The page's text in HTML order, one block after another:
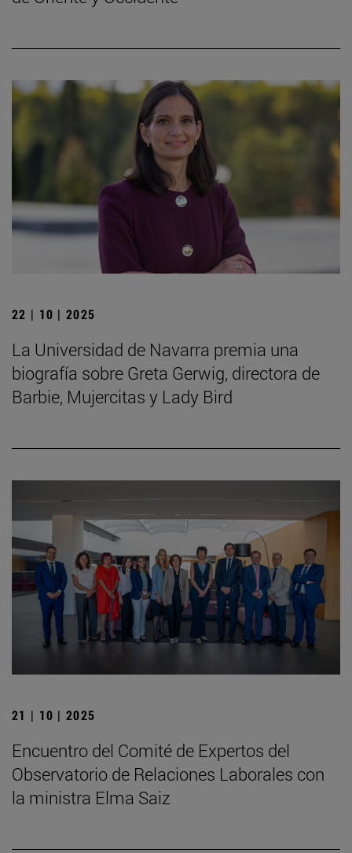
22 | 10 | 2025
La Universidad de Navarra premia una
biografía sobre Greta Gerwig, directora de
Barbie, Mujercitas y Lady Bird
21 | 10 | 2025
Encuentro del Comité de Expertos del
Observatorio de Relaciones Laborales con
la ministra Elma Saiz